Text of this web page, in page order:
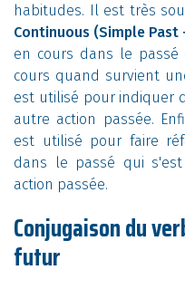
habitudes. Il est très
Continuous (Simple Past
en cours dans le passé
cours quand survient
est utilisé pour indiquer
autre action passée.
est utilisé pour faire
dans le passé qui
action passée.
Conjugaison du
futur